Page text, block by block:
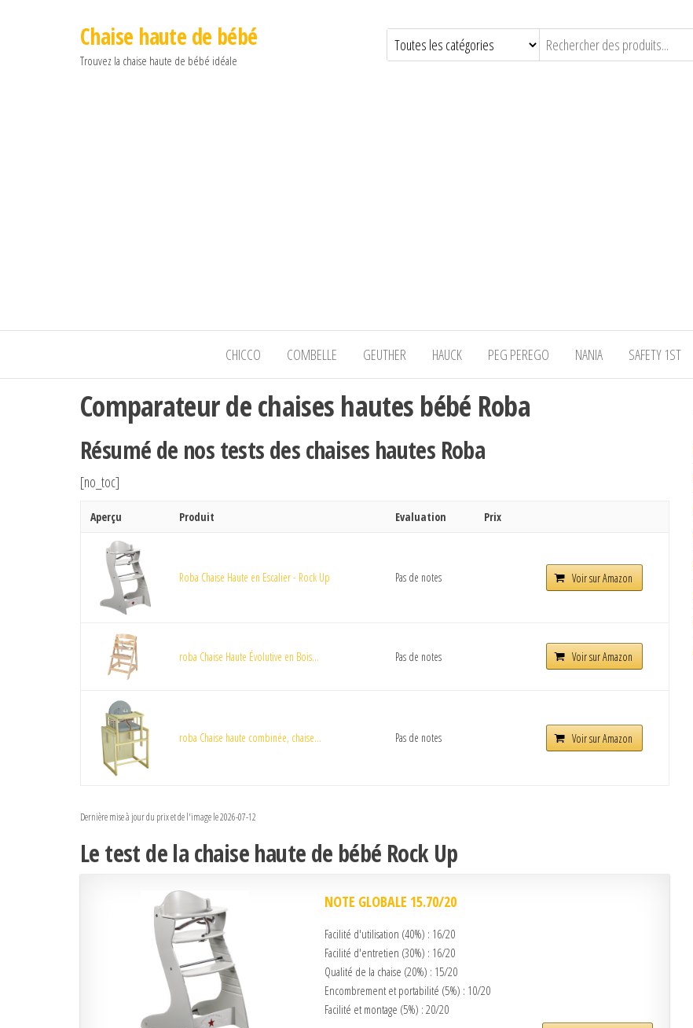
Chaise haute de bébé
Trouvez la chaise haute de bébé idéale
CHICCO COMBELLE GEUTHER HAUCK PEG PEREGO NANIA SAFETY 1ST
Comparateur de chaises hautes bébé Roba
Résumé de nos tests des chaises hautes Roba
[no_toc]
Aperçu Produit Evaluation Prix
Roba Chaise Haute en Escalier - Rock Up Pas de notes Voir sur Amazon
roba Chaise Haute Évolutive en Bois... Pas de notes Voir sur Amazon
roba Chaise haute combinée, chaise... Pas de notes Voir sur Amazon
Dernière mise à jour du prix et de l'image le 2026-07-12
Le test de la chaise haute de bébé Rock Up
NOTE GLOBALE 15.70/20
Facilité d'utilisation (40%) : 16/20
Facilité d'entretien (30%) : 16/20
Qualité de la chaise (20%) : 15/20
Encombrement et portabilité (5%) : 10/20
Facilité et montage (5%) : 20/20